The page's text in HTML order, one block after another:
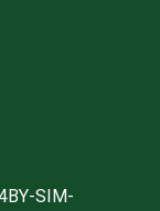
SIM-